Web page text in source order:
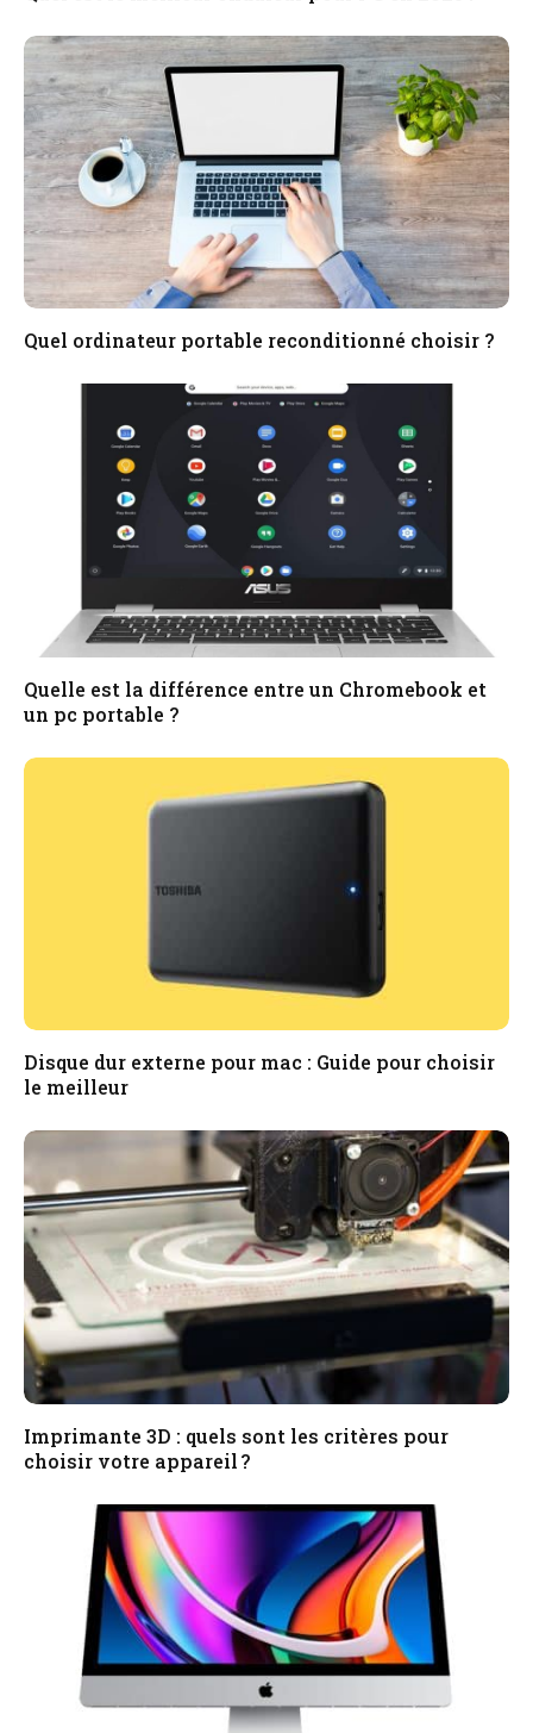
Quel ordinateur portable reconditionné choisir ?
Quelle est la différence entre un Chromebook et
un pc portable ?
Disque dur externe pour mac : Guide pour choisir
le meilleur
Imprimante 3D : quels sont les critères pour
choisir votre appareil ?